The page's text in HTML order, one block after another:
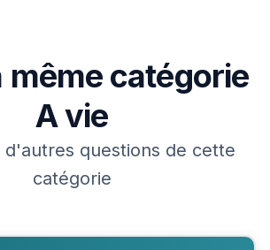
même catégorie
A vie
d'autres questions de cette
catégorie